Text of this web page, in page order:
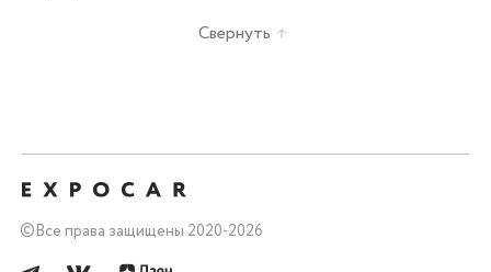
Свернуть
©Все права защищены 2020-2026